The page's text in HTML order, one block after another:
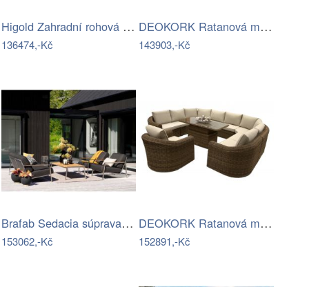
Higold Zahradní rohová sestava HIGOLD…
136474,-Kč
DEOKORK Ratanová modulová sestava…
143903,-Kč
Brafab Sedacia súprava NAOS - súprava…
153062,-Kč
DEOKORK Ratanová modulová jídelní…
152891,-Kč